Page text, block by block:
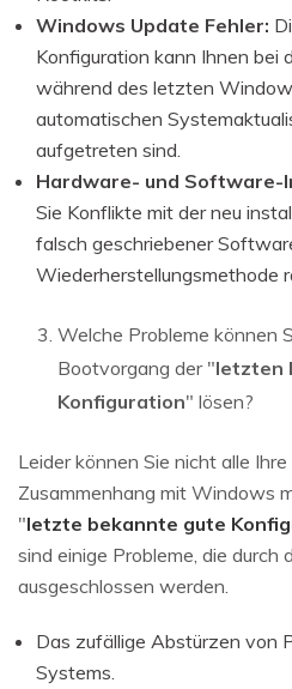
Windows Update Fehler:
Konfiguration kann Ihnen bei
während des letzten
automatischen
aufgetreten sind.
Hardware- und Software-
Sie Konflikte mit der neu
falsch geschriebener
Wiederherstellungsmethode
Welche Probleme können
Bootvorgang der "letzten
Konfiguration" lösen?
Leider können Sie nicht alle
Zusammenhang mit Windows
"letzte bekannte gute
sind einige Probleme, die durch
ausgeschlossen werden.
Das zufällige Abstürzen von
Systems.